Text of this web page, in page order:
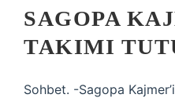
SAGOPA
TAKIMI
Sohbet. -Sagopa